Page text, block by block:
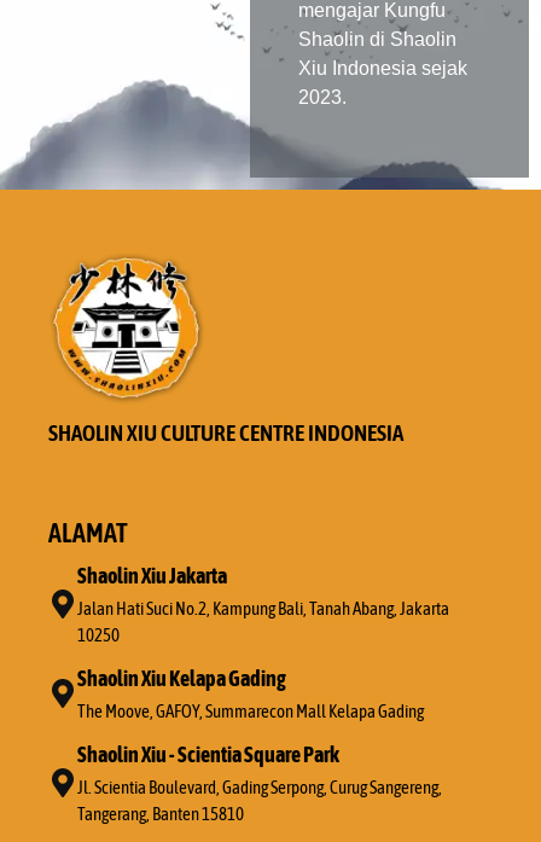
mengajar Kungfu
Shaolin di Shaolin
Xiu Indonesia sejak
2023.
SHAOLIN XIU CULTURE CENTRE INDONESIA
ALAMAT
Shaolin Xiu Jakarta
Jalan Hati Suci No.2, Kampung Bali, Tanah Abang, Jakarta
10250
Shaolin Xiu Kelapa Gading
The Moove, GAFOY, Summarecon Mall Kelapa Gading
Shaolin Xiu - Scientia Square Park
Jl. Scientia Boulevard, Gading Serpong, Curug Sangereng,
Tangerang, Banten 15810